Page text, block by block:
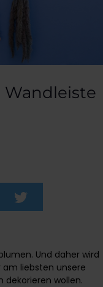
Wandleiste
Und daher wird
am liebsten unsere
dekorieren wollen.